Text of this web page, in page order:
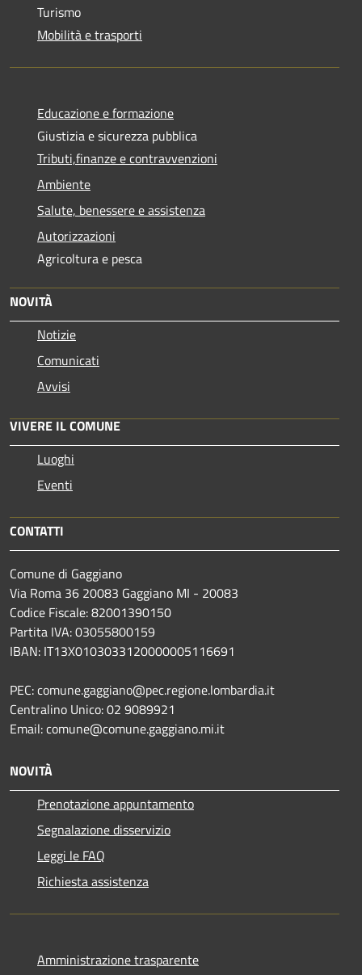
Turismo
Mobilità e trasporti
Educazione e formazione
Giustizia e sicurezza pubblica
Tributi,finanze e contravvenzioni
Ambiente
Salute, benessere e assistenza
Autorizzazioni
Agricoltura e pesca
NOVITÀ
Notizie
Comunicati
Avvisi
VIVERE IL COMUNE
Luoghi
Eventi
CONTATTI
Comune di Gaggiano
Via Roma 36 20083 Gaggiano MI - 20083
Codice Fiscale: 82001390150
Partita IVA: 03055800159
IBAN: IT13X0103033120000005116691
PEC: comune.gaggiano@pec.regione.lombardia.it
Centralino Unico: 02 9089921
Email: comune@comune.gaggiano.mi.it
NOVITÀ
Prenotazione appuntamento
Segnalazione disservizio
Leggi le FAQ
Richiesta assistenza
Amministrazione trasparente